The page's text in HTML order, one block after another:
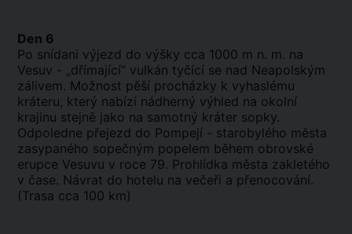
Den 6
Po snídani výjezd do výšky cca 1000 m n. m. na
Vesuv - „dřímající“ vulkán tyčící se nad Neapolským
zálivem. Možnost pěší procházky k vyhaslému
kráteru, který nabízí nádherný výhled na okolní
krajinu stejně jako na samotný kráter sopky.
Odpoledne přejezd do Pompejí - starobylého města
zasypaného sopečným popelem během obrovské
erupce Vesuvu v roce 79. Prohlídka města zakletého
v čase. Návrat do hotelu na večeři a přenocování.
(Trasa cca 100 km)